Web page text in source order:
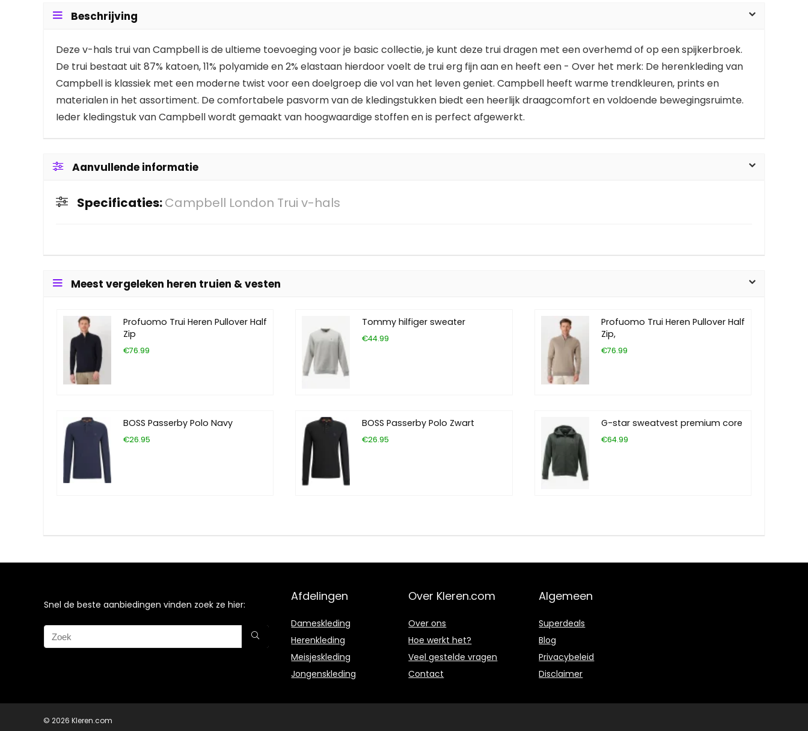
Beschrijving
Deze v-hals trui van Campbell is de ultieme toevoeging voor je basic collectie, je kunt deze trui dragen met een overhemd of op een spijkerbroek.
De trui bestaat uit 87% katoen, 11% polyamide en 2% elastaan hierdoor voelt de trui erg fijn aan en heeft een - Over het merk: De herenkleding van
Campbell is klassiek met een moderne twist voor een doelgroep die vol van het leven geniet. Campbell heeft warme trendkleuren, prints en
materialen in het assortiment. De comfortabele pasvorm van de kledingstukken biedt een heerlijk draagcomfort en voldoende bewegingsruimte.
Ieder kledingstuk van Campbell wordt gemaakt van hoogwaardige stoffen en is perfect afgewerkt.
Aanvullende informatie
Specificaties:Campbell London Trui v-hals
Meest vergeleken heren truien & vesten
Profuomo Trui Heren Pullover Half
Zip
€76.99
Tommy hilfiger sweater
€44.99
Profuomo Trui Heren Pullover Half
Zip,
€76.99
BOSS Passerby Polo Navy
€26.95
BOSS Passerby Polo Zwart
€26.95
G-star sweatvest premium core
€64.99
Snel de beste aanbiedingen vinden zoek ze hier:
Afdelingen
Dameskleding
Herenkleding
Meisjeskleding
Jongenskleding
Over Kleren.com
Over ons
Hoe werkt het?
Veel gestelde vragen
Contact
Algemeen
Superdeals
Blog
Privacybeleid
Disclaimer
© 2026 Kleren.com